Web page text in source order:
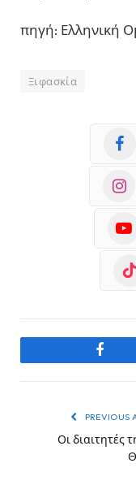
πηγή: Ελληνική
Ξιφασκία
PREVIOUS
Οι διαιτητές